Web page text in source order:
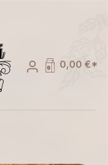
0,00 €*